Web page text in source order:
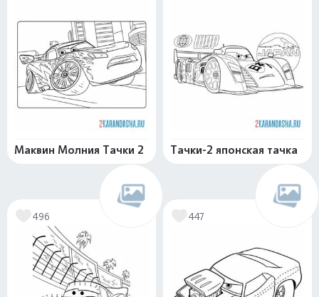
Маквин Молния Тачки 2 Тачки-2 японская тачка
496 447